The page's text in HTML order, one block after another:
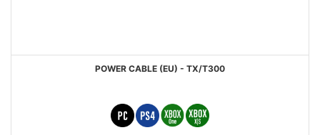
POWER CABLE (EU) - TX/T300